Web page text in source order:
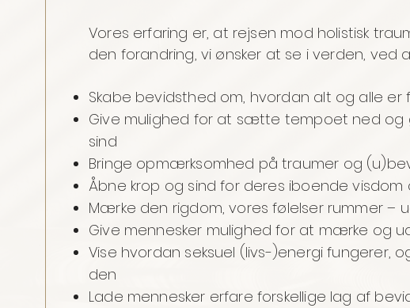
Vores erfaring er, at rejsen mod holistisk
den forandring, vi ønsker at se i verden, ved
Skabe bevidsthed om, hvordan alt og alle er
Give mulighed for at sætte tempoet ned og
sind
Bringe opmærksomhed på traumer og
Åbne krop og sind for deres iboende visdom
Mærke den rigdom, vores følelser rummer –
Give mennesker mulighed for at mærke og
Vise hvordan seksuel (livs-)energi fungerer,
den
Lade mennesker erfare forskellige lag af